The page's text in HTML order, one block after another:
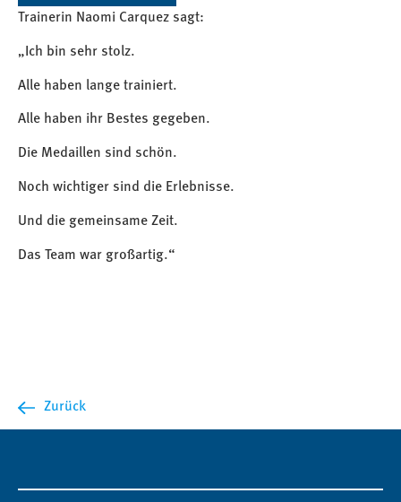
Trainerin Naomi Carquez sagt:
„Ich bin sehr stolz.
Alle haben lange trainiert.
Alle haben ihr Bestes gegeben.
Die Medaillen sind schön.
Noch wichtiger sind die Erlebnisse.
Und die gemeinsame Zeit.
Das Team war großartig.“
Zurück